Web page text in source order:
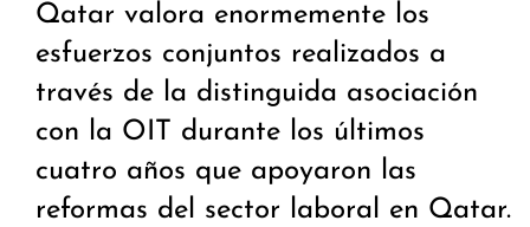
Qatar valora enormemente los
esfuerzos conjuntos realizados a
través de la distinguida asociación
con la OIT durante los últimos
cuatro años que apoyaron las
reformas del sector laboral en Qatar.